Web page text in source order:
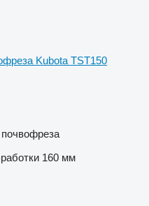
Kubota TST150
160 мм